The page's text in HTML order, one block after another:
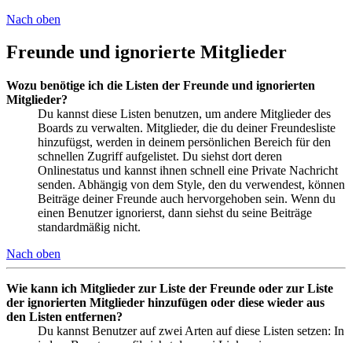
Nach oben
Freunde und ignorierte Mitglieder
Wozu benötige ich die Listen der Freunde und ignorierten
Mitglieder?
Du kannst diese Listen benutzen, um andere Mitglieder des
Boards zu verwalten. Mitglieder, die du deiner Freundesliste
hinzufügst, werden in deinem persönlichen Bereich für den
schnellen Zugriff aufgelistet. Du siehst dort deren
Onlinestatus und kannst ihnen schnell eine Private Nachricht
senden. Abhängig von dem Style, den du verwendest, können
Beiträge deiner Freunde auch hervorgehoben sein. Wenn du
einen Benutzer ignorierst, dann siehst du seine Beiträge
standardmäßig nicht.
Nach oben
Wie kann ich Mitglieder zur Liste der Freunde oder zur Liste
der ignorierten Mitglieder hinzufügen oder diese wieder aus
den Listen entfernen?
Du kannst Benutzer auf zwei Arten auf diese Listen setzen: In